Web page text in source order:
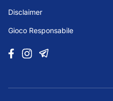
Disclaimer
Gioco Responsabile